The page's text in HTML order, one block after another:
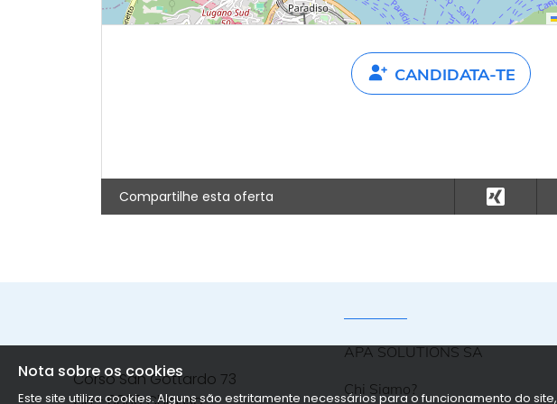
Nota sobre os cookies
Este site utiliza cookies. Alguns são estritamente necessários para o funcionamento do site,
CANDIDATA-TE
Compartilhe esta oferta
Corso San Gottardo 73
APA SOLUTIONS SA
Chi Siamo?